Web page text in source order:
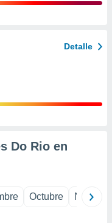
Detalle
Do Rio en
Octubre